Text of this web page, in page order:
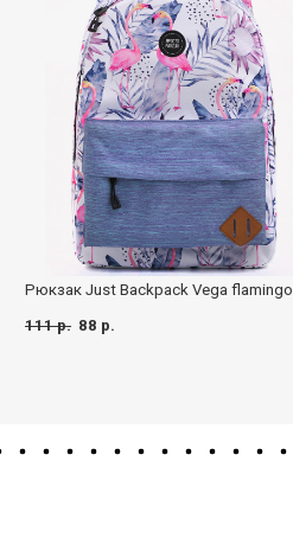
Рюкзак Just Backpack Vega flamingo
111 р. 88 р.